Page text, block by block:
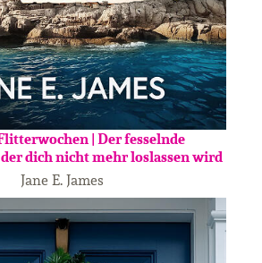
| Der fesselnde
dich nicht mehr loslassen wird
Jane E. James